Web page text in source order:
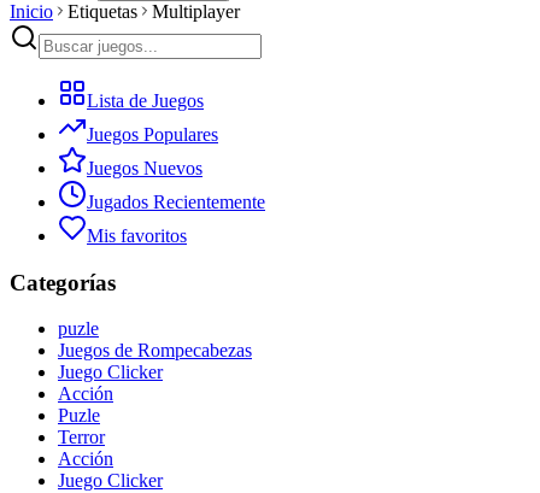
Inicio Etiquetas Multiplayer
Lista de Juegos
Juegos Populares
Juegos Nuevos
Jugados Recientemente
Mis favoritos
Categorías
puzle
Juegos de Rompecabezas
Juego Clicker
Acción
Puzle
Terror
Acción
Juego Clicker